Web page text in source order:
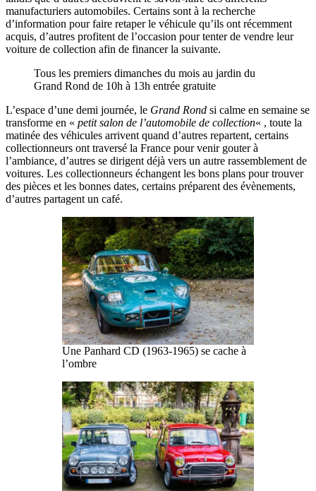
manufacturiers automobiles. Certains sont à la recherche
d’information pour faire retaper le véhicule qu’ils ont récemment
acquis, d’autres profitent de l’occasion pour tenter de vendre leur
voiture de collection afin de financer la suivante.
Tous les premiers dimanches du mois au jardin du
Grand Rond de 10h à 13h entrée gratuite
L’espace d’une demi journée, le Grand Rond si calme en semaine se
transforme en « petit salon de l’automobile de collection« , toute la
matinée des véhicules arrivent quand d’autres repartent, certains
collectionneurs ont traversé la France pour venir gouter à
l’ambiance, d’autres se dirigent déjà vers un autre rassemblement de
voitures. Les collectionneurs échangent les bons plans pour trouver
des pièces et les bonnes dates, certains préparent des évènements,
d’autres partagent un café.
Une Panhard CD (1963-1965) se cache à
l’ombre